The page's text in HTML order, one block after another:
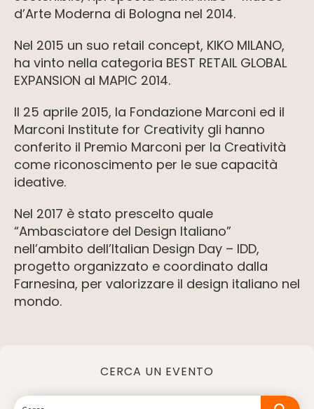
d’Arte Moderna di Bologna nel 2014.
Nel 2015 un suo retail concept, KIKO MILANO,
ha vinto nella categoria BEST RETAIL GLOBAL
EXPANSION al MAPIC 2014.
Il 25 aprile 2015, la Fondazione Marconi ed il
Marconi Institute for Creativity gli hanno
conferito il Premio Marconi per la Creatività
come riconoscimento per le sue capacità
ideative.
Nel 2017 è stato prescelto quale
“Ambasciatore del Design Italiano”
nell’ambito dell’Italian Design Day – IDD,
progetto organizzato e coordinato dalla
Farnesina, per valorizzare il design italiano nel
mondo.
CERCA UN EVENTO